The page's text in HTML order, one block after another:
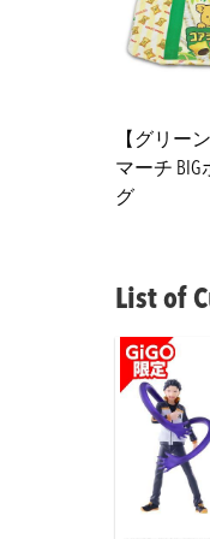
【グリー
マーチ
グ
List of